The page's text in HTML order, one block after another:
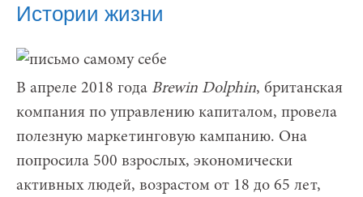
Истории жизни
В апреле 2018 года Brewin Dolphin, британская
компания по управлению капиталом, провела
полезную маркетинговую кампанию. Она
попросила 500 взрослых, экономически
активных людей, возрастом от 18 до 65 лет,